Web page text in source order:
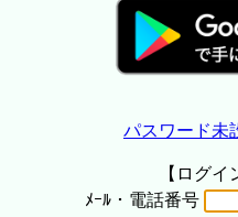
パスワード未
【ログイ
ﾒｰﾙ・電話番号